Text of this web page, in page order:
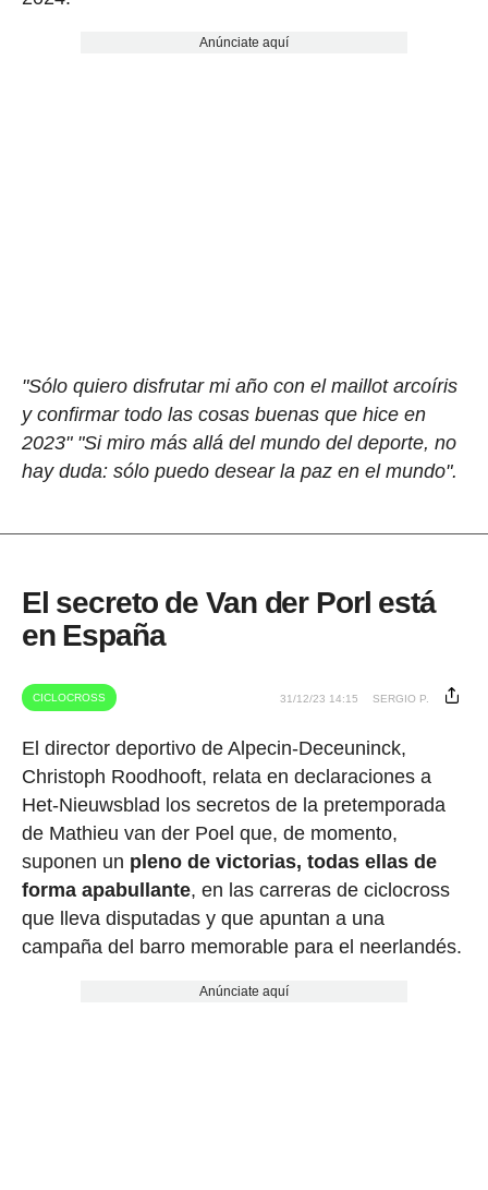
Anúnciate aquí
"Sólo quiero disfrutar mi año con el maillot arcoíris
y confirmar todo las cosas buenas que hice en
2023" "Si miro más allá del mundo del deporte, no
hay duda: sólo puedo desear la paz en el mundo".
El secreto de Van der Porl está
en España
CICLOCROSS 31/12/23 14:15 SERGIO P.
El director deportivo de Alpecin-Deceuninck,
Christoph Roodhooft, relata en declaraciones a
Het-Nieuwsblad los secretos de la pretemporada
de Mathieu van der Poel que, de momento,
suponen un pleno de victorias, todas ellas de
forma apabullante, en las carreras de ciclocross
que lleva disputadas y que apuntan a una
campaña del barro memorable para el neerlandés.
Anúnciate aquí